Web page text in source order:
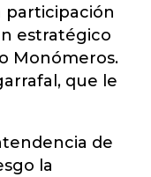
participación
estratégico
Monómeros.
que le
de
la